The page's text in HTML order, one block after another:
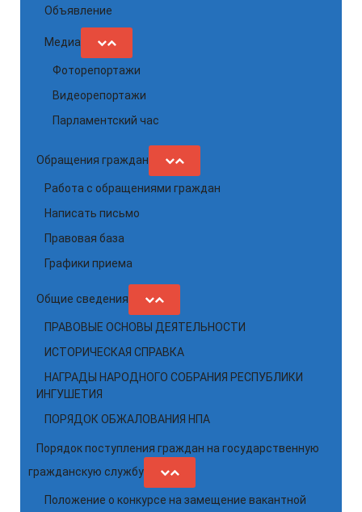
Объявление
Медиа
Фоторепортажи
Видеорепортажи
Парламентский час
Обращения граждан
Работа с обращениями граждан
Написать письмо
Правовая база
Графики приема
Общие сведения
ПРАВОВЫЕ ОСНОВЫ ДЕЯТЕЛЬНОСТИ
ИСТОРИЧЕСКАЯ СПРАВКА
НАГРАДЫ НАРОДНОГО СОБРАНИЯ РЕСПУБЛИКИ
ИНГУШЕТИЯ
ПОРЯДОК ОБЖАЛОВАНИЯ НПА
Порядок поступления граждан на государственную
гражданскую службу
Положение о конкурсе на замещение вакантной